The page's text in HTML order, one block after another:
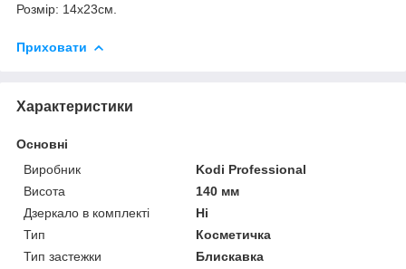
Розмір: 14х23см.
Приховати
Характеристики
Основні
Виробник
Kodi Professional
Висота
140 мм
Дзеркало в комплекті
Ні
Тип
Косметичка
Тип застежки
Блискавка